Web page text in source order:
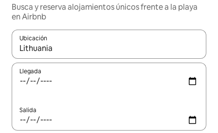
Busca y reserva alojamientos únicos frente a la playa
en Airbnb
Ubicación
Cuando los resultados estén disponibles, navega con las
Llegada
Salida